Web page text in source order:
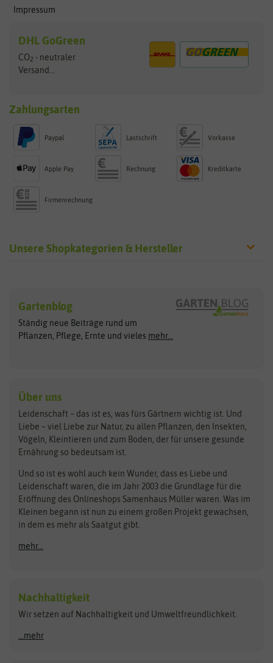
Impressum
DHL GoGreen
CO2 - neutraler
Versand...
Zahlungsarten
Paypal Lastschrift Vorkasse
Apple Pay Rechnung Kreditkarte
Firmenrechnung
Unsere Shopkategorien & Hersteller
Exotische Samen
Gemüsesamen
Gründünger
Kräutersamen
Obstsamen
Pilzbrut
Rasensamen
Steckzwiebeln
Zimmer & Kübelpflanzen
Kataloge
Schnäppchen
Anzucht & Gartenzubehör
Anzuchtschalen
Heizmatte & Heizkabel
Kokos-Quelltabletten
Zimmergewächshaus
Arche Noah
ASB Greenworld
Benary
Bingenheimer Saatgut
BioBalu
Bionana
BIOWOL
Blumicorn
Bûten Birds
Carl Pabst
Clever Pots
COMPO
Dürr-Samen
elho
Feldsaaten Freudenberger
Fertil
Flora Elite
Florissa
Flortis
Hortitops
Gartenblog
Ständig neue Beiträge rund um
Pflanzen, Pflege, Ernte und vieles mehr...
Über uns
Leidenschaft – das ist es, was fürs Gärtnern wichtig ist. Und
Liebe – viel Liebe zur Natur, zu allen Pflanzen, den Insekten,
Vögeln, Kleintieren und zum Boden, der für unsere gesunde
Ernährung so bedeutsam ist.
Und so ist es wohl auch kein Wunder, dass es Liebe und
Leidenschaft waren, die im Jahr 2003 die Grundlage für die
Eröffnung des Onlineshops Samenhaus Müller waren. Was im
Kleinen begann ist nun zu einem großen Projekt gewachsen,
in dem es mehr als Saatgut gibt.
mehr...
Nachhaltigkeit
Wir setzen auf Nachhaltigkeit und Umweltfreundlichkeit.
...mehr